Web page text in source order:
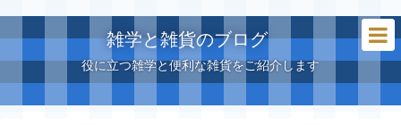
雑学と雑貨のブログ
役に立つ雑学と便利な雑貨をご紹介します